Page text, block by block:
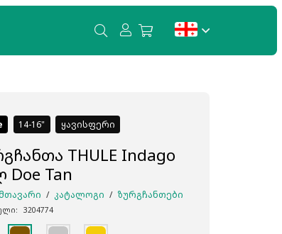
14-16 ყავისფერი
THULE Indago
Doe Tan
/ ᲙᲐᲢᲐᲚᲝᲒᲘ / ᲖᲣᲠᲒᲩᲐᲜᲗᲔᲑᲘ
3204774